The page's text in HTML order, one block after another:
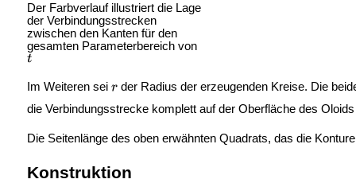
Der Farbverlauf illustriert die Lage
der Verbindungsstrecken
zwischen den Kanten für den
gesamten Parameterbereich von
Im Weiteren sei
der Radius der erzeugenden Kreise. Die
die Verbindungsstrecke komplett auf der Oberfläche des
Die Seitenlänge des oben erwähnten Quadrats, das die
Konstruktion